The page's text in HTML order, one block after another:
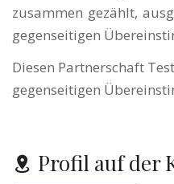
zusammen gezählt,
gegenseitigen
Diesen Partnerschaft
gegenseitigen
Profil auf der